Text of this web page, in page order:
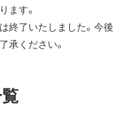
ます。
終了いたしました。今後
承ください。